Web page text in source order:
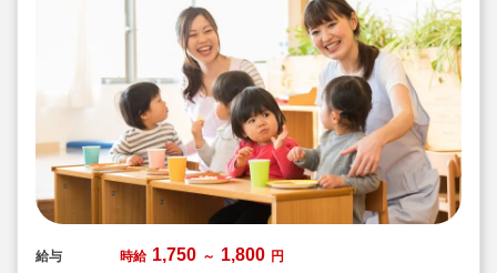
給与 時給 1,750 ～ 1,800 円